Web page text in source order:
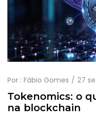
Por : Fábio Gomes 27
Tokenomics: o
na blockchain